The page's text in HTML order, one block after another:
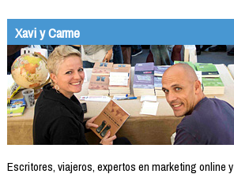
Xavi y Carme
Escritores, viajeros, expertos en marketing online y